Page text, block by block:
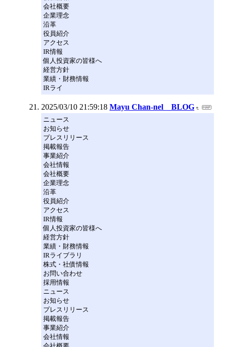
会社概要
企業理念
沿革
役員紹介
アクセス
IR情報
個人投資家の皆様へ
経営方針
業績・財務情報
IRライ
2025/03/10 21:59:18 Mayu Chan-nel BLOG
ニュース
お知らせ
プレスリリース
掲載報告
事業紹介
会社情報
会社概要
企業理念
沿革
役員紹介
アクセス
IR情報
個人投資家の皆様へ
経営方針
業績・財務情報
IRライブラリ
株式・社債情報
お問い合わせ
採用情報
ニュース
お知らせ
プレスリリース
掲載報告
事業紹介
会社情報